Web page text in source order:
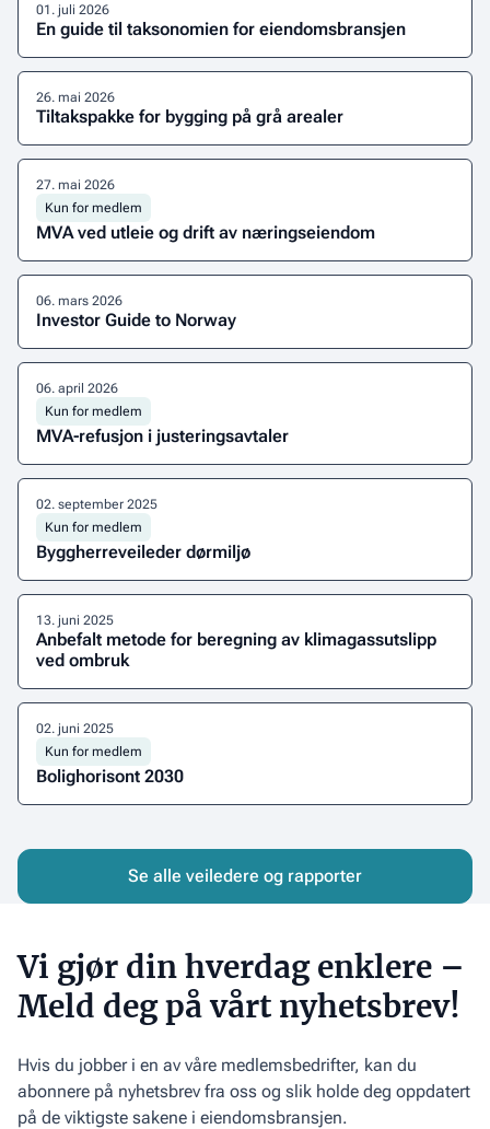
01 . juli 2026
En guide til taksonomien for eiendomsbransjen
26. mai 2026
Tiltakspakke for bygging på grå arealer
og
last
ned
tilakspakken
27. mai 2026
Kun for medlem
MVA ved utleie og drift av næringseiendom
veilederen
her
06. mars 2026
Investor Guide to Norway
the
report
06. april 2026
Kun for medlem
MVA-refusjon i justeringsavtaler
veilederen
her
02. september 2025
Kun for medlem
Byggherreveileder dørmiljø
til
veilederen
13. juni 2025
Anbefalt metode for beregning av klimagassutslipp
ved ombruk
ned
veilederen
02. juni 2025
Kun for medlem
Bolighorisont 2030
rapporten
Se alle veiledere og rapporter
Vi gjør din hverdag enklere –
Meld deg på vårt nyhetsbrev!
Hvis du jobber i en av våre medlemsbedrifter, kan du
abonnere på nyhetsbrev fra oss og slik holde deg oppdatert
på de viktigste sakene i eiendomsbransjen.